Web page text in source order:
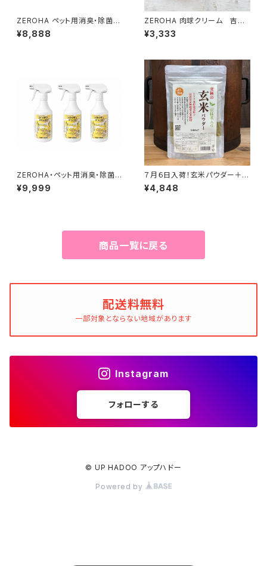
ZEROHA ペット用消臭・除菌ス
プレー レモンユーカリタイ
プ 本体約520mlと詰め替え約
¥8,888
ZEROHA 肉球クリーム 吉野
ひのきの香りタイプ 犬猫用
約33g
¥3,333
ZEROHA・ペット用消臭・除菌ス
プレー 吉野ひのきタイプ 約5
20ml×3本セット
¥9,999
７月６日入荷！玄米パウダー＋京
抹茶 500g
¥4,848
商品一覧に戻る
配送料無料
一部対象とならない地域があります
Instagram
フォローする
© UP HADOO アップハドー
Powered by